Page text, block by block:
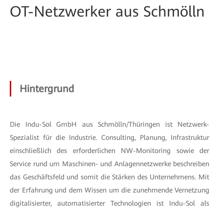
OT-Netzwerker aus Schmölln
Hintergrund
Die Indu-Sol GmbH aus Schmölln/Thüringen ist Netzwerk-
Spezialist für die Industrie. Consulting, Planung, Infrastruktur
einschließlich des erforderlichen NW-Monitoring sowie der
Service rund um Maschinen- und Anlagennetzwerke beschreiben
das Geschäftsfeld und somit die Stärken des Unternehmens. Mit
der Erfahrung und dem Wissen um die zunehmende Vernetzung
digitalisierter, automatisierter Technologien ist Indu-Sol als